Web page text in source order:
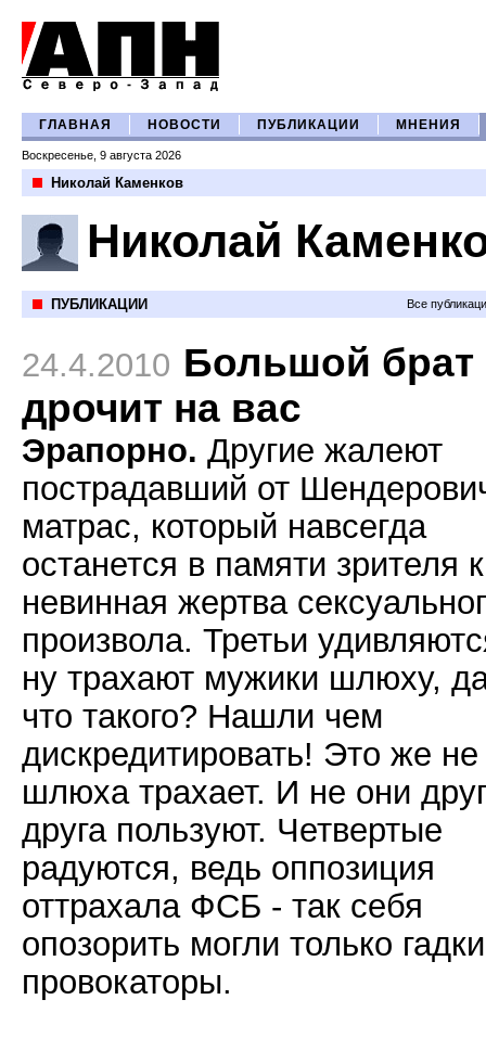
ГЛАВНАЯ НОВОСТИ ПУБЛИКАЦИИ МНЕНИЯ
Воскресенье, 9 августа 2026
Николай Каменков
Николай
ПУБЛИКАЦИИ Все
24.4.2010 Большой брат
дрочит на вас
Эрапорно. Другие жалеют
пострадавший от
матрас, который навсегда
останется в памяти зрителя
невинная жертва
произвола. Третьи
ну трахают мужики шлюху,
что такого? Нашли чем
дискредитировать! Это же не
шлюха трахает. И не они
друга пользуют. Четвертые
радуются, ведь оппозиция
оттрахала ФСБ - так себя
опозорить могли только
провокаторы.